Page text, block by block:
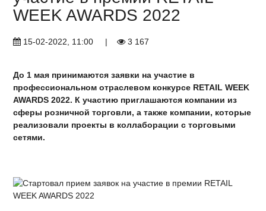
WEEK AWARDS 2022
15-02-2022, 11:00 | 3 167
До 1 мая принимаются заявки на участие в
профессиональном отраслевом конкурсе RETAIL WEEK
AWARDS 2022. К участию приглашаются компании из
сферы розничной торговли, а также компании, которые
реализовали проекты в коллаборации с торговыми
сетями.